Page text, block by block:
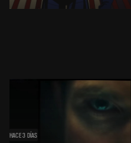
HACE 3 DÍAS